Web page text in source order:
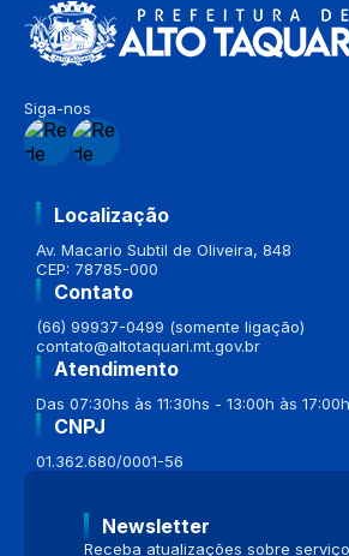
Siga-nos
Localização
Av. Macario Subtil de Oliveira, 848
CEP: 78785-000
Contato
(66) 99937-0499 (somente ligação)
contato@altotaquari.mt.gov.br
Atendimento
Das 07:30hs às 11:30hs - 13:00h às 17:00h
CNPJ
01.362.680/0001-56
Newsletter
Receba atualizações sobre